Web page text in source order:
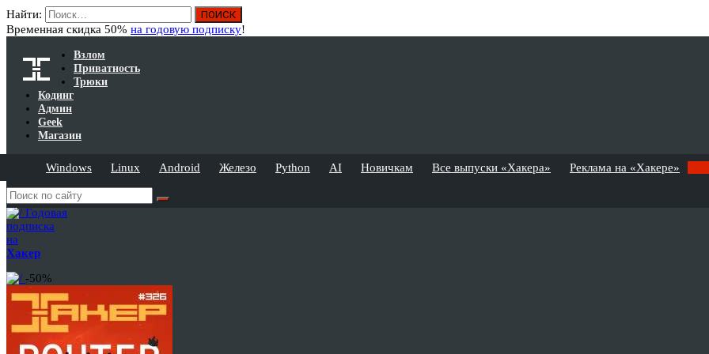
Найти:
Временная скидка 50% на годовую подписку!
Взлом
Приватность
Трюки
Кодинг
Админ
Geek
Магазин
Windows Linux Android Железо Python AI Новичкам Все выпуски «Хакера» Реклама на «Хакере»
Годовая
подписка
на
Хакер
-50%